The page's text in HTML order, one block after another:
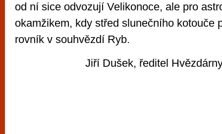
od ní sice odvozují Velikonoce, ale pro
okamžikem, kdy střed slunečního kotouče
rovník v souhvězdí Ryb.
Jiří Dušek, ředitel